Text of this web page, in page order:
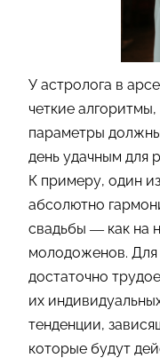
У астролога в
четкие
параметры
день удачным для
К примеру, один
абсолютно
свадьбы — как на
молодоженов. Для
достаточно
их
тенденции,
которые будут